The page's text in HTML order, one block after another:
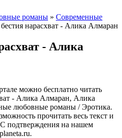
романы » Современные
нарасхват - Алика Алмаран
- Алика
можно бесплатно читать
- Алика Алмаран, Алика
любовные романы / Эротика.
прочитать весь текст и
подтверждения на нашем